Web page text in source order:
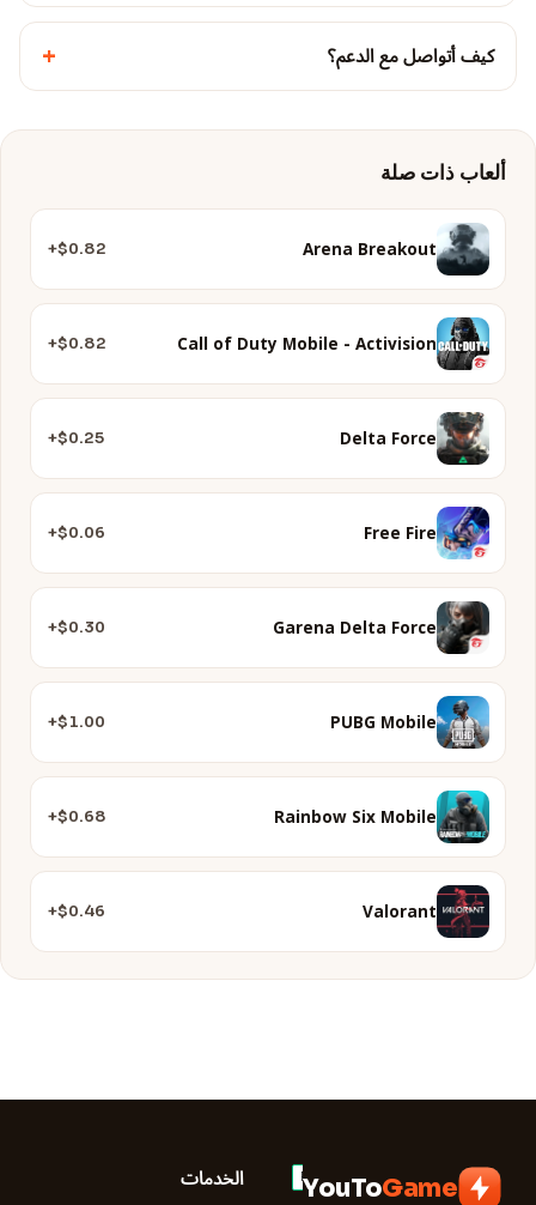
كيف أتواصل مع الدعم؟ +
ألعاب ذات صلة
Arena Breakout
$0.82+
Call of Duty Mobile - Activision
$0.82+
Delta Force
$0.25+
Free Fire
$0.06+
Garena Delta Force
$0.30+
PUBG Mobile
$1.00+
Rainbow Six Mobile
$0.68+
Valorant
$0.46+
YouToGame الخدمات